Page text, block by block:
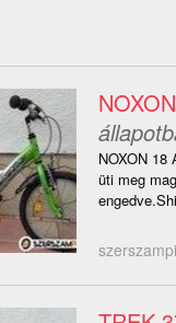
NOXON
üti meg